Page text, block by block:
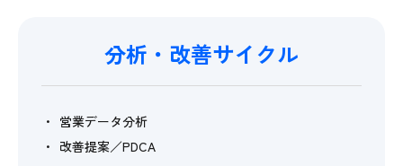
分析・改善サイクル
営業データ分析
改善提案／PDCA